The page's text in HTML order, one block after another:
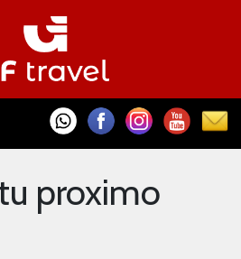
proximo